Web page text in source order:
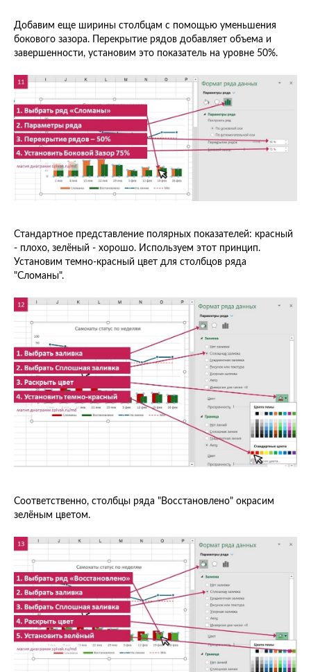
Добавим еще ширины столбцам с помощью уменьшения
бокового зазора. Перекрытие рядов добавляет объема и
завершенности, установим это показатель на уровне 50%.
Стандартное представление полярных показателей: красный
- плохо, зелёный - хорошо. Используем этот принцип.
Установим темно-красный цвет для столбцов ряда
"Сломаны".
Соответственно, столбцы ряда "Восстановлено" окрасим
зелёным цветом.